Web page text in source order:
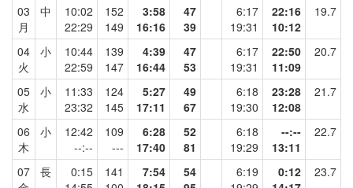
03
月
中
10:02
22:29
152
149
3:58
16:16
47
39
6:17
19:31
22:16
10:12
19.7
04
火
小
10:44
22:59
139
147
4:39
16:44
47
53
6:17
19:31
22:50
11:09
20.7
05
水
小
11:33
23:32
124
145
5:27
17:11
49
67
6:18
19:30
23:28
12:08
21.7
06
木
小
12:42
--:--
109
---
6:28
17:40
52
81
6:18
19:29
--:--
13:11
22.7
07
長
0:15
141
7:54
54
6:19
0:12
23.7